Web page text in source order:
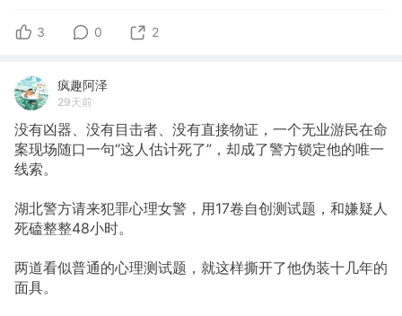
3 0 2
疯趣阿泽
29天前
没有凶器、没有目击者、没有直接物证，一个无业游民在命
案现场随口一句“这人估计死了”，却成了警方锁定他的唯一
线索。
湖北警方请来犯罪心理女警，用17卷自创测试题，和嫌疑人
死磕整整48小时。
两道看似普通的心理测试题，就这样撕开了他伪装十几年的
面具。